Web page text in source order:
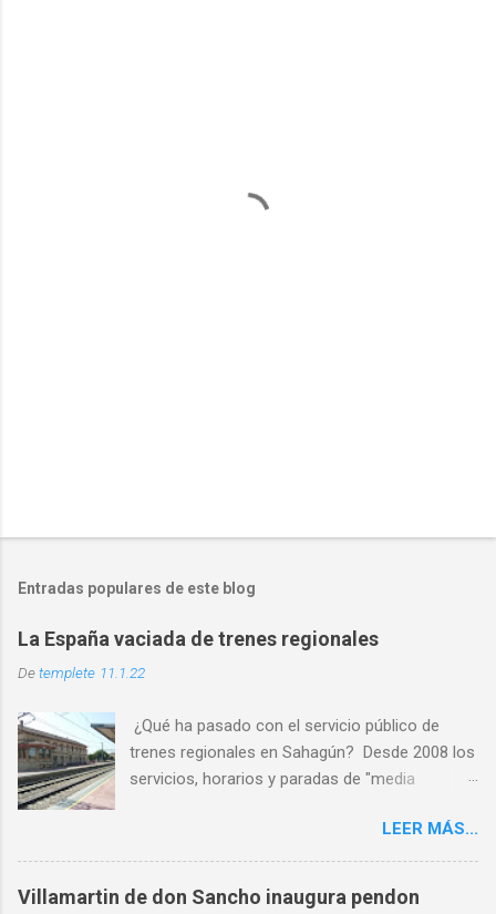
Entradas populares de este blog
La España vaciada de trenes regionales
Detemplete 11.1.22
¿Qué ha pasado con el servicio público de
trenes regionales en Sahagún? Desde 2008 los
servicios, horarios y paradas de "media
PASO 1: Servicio deficiente ✅ PASO 2: Malos
horarios ✅ PASO 3: Los usuarios son
expulsados por las escasas opciones ✅ PASO
LEER MÁS...
Villamartin de don Sancho inaugura pendon